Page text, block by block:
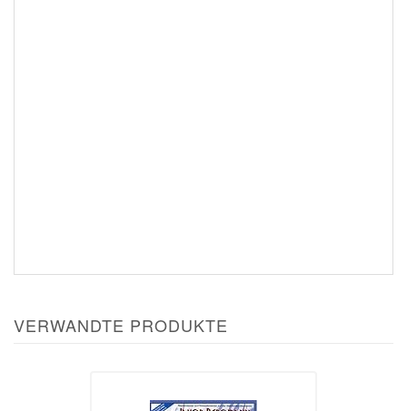
VERWANDTE PRODUKTE